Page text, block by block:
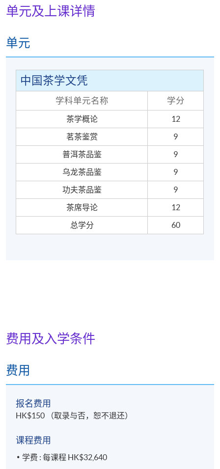
需要的情况下作出改动的权利。学员将获另行通知。
报名代码
日期 / 时间
逢周日，1:00pm - 6:00pm
每单元30至42小时
每讲2至5小时
单元及上课详情
单元
中国茶学文凭
学科单元名称 学分
茶学概论
12
茗茶鉴赏
9
普洱茶品鉴
9
乌龙茶品鉴
9
功夫茶品鉴
9
茶席导论
12
总学分
60
费用及入学条件
费用
报名费用
HK$150 （取录与否，恕不退还）
课程费用
学费 : 每课程 HK$32,640